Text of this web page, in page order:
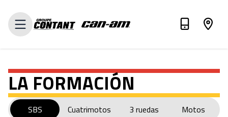
VALORA TU INTERCAMBIO
LA FORMACIÓN
SBS Cuatrimotos 3 ruedas Motos